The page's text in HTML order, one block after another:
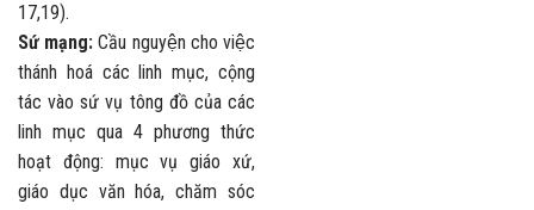
17,19).
Sứ mạng: Cầu nguyện cho việc
thánh hoá các linh mục, cộng
tác vào sứ vụ tông đồ của các
linh mục qua 4 phương thức
hoạt động: mục vụ giáo xứ,
giáo dục văn hóa, chăm sóc